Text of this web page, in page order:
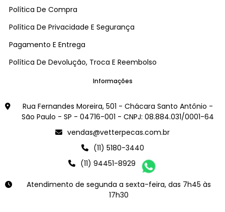
Política De Compra
Política De Privacidade E Segurança
Pagamento E Entrega
Política De Devolução, Troca E Reembolso
Informações
Rua Fernandes Moreira, 501 - Chácara Santo Antônio -
São Paulo - SP - 04716-001 - CNPJ: 08.884.031/0001-64
vendas@vetterpecas.com.br
(11) 5180-3440
(11) 94451-8929
Atendimento de segunda a sexta-feira, das 7h45 às
17h30